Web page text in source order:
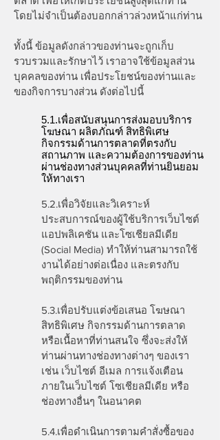
โดยไม่จำเป็นต้องบอกกล่าวล่วงหน้าแก่ท่าน
ทั้งนี้ ข้อมูลดังกล่าวของท่านจะถูกเก็บ
รวบรวมและรักษาไว้ เราอาจใช้ข้อมูลส่วน
บุคคลของท่าน เพื่อประโยชน์ของท่านและ
ของกิจการบางส่วน ดังต่อไปนี้
5.1.เพื่อสนับสนุนการส่งมอบบริการ
โฆษณา ผลิตภัณฑ์ สิทธิพิเศษ
กิจกรรมด้านการตลาดที่ตรงกับ
สถานภาพ และความต้องการของท่าน
ผ่านช่องทางส่วนบุคคลที่ท่านยินยอม
ให้ทางเรา
5.2.เพื่อวิจัยและวิเคราะห์
ประสบการณ์ของผู้ใช้บริการเว็บไซต์
แอปพลิเคชัน และโซเชียลมีเดีย
(Social Media) ทำให้ท่านสามารถใช้
งานได้อย่างต่อเนื่อง และตรงกับ
พฤติกรรมของท่าน
5.3.เพื่อปรับแต่งข้อเสนอ โฆษณา
สิทธิพิเศษ กิจกรรมด้านการตลาด
หรือเนื้อหาที่ท่านสนใจ ซึ่งจะส่งให้
ท่านผ่านทางช่องทางต่างๆ ของเรา
เช่น เว็บไซต์ อีเมล การแจ้งเตือน
ภายในเว็บไซต์ โซเชียลมีเดีย หรือ
ช่องทางอื่นๆ ในอนาคต
5.4.เพื่อดำเนินการตามคำสั่งซื้อของ